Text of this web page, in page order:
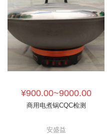
¥900.00~9000.00
商用电煮锅CQC检测
安盛益